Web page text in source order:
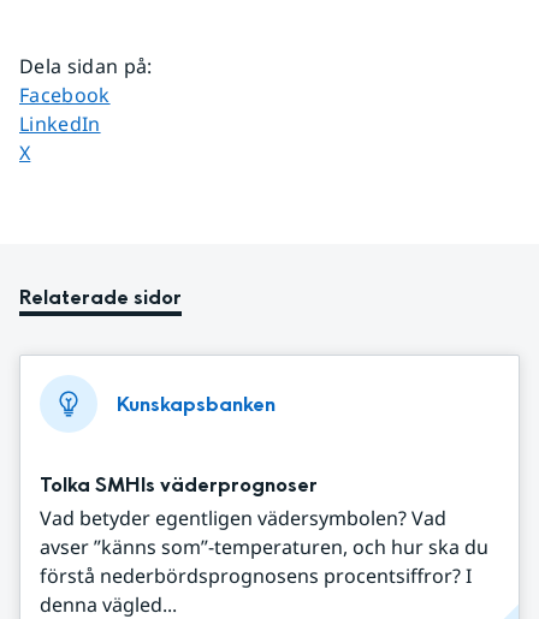
Dela sidan på:
Dela sidan på
Facebook
Dela sidan på
LinkedIn
Dela sidan på
X
Relaterade sidor
Kunskapsbanken
Tolka SMHIs väderprognoser
Vad betyder egentligen vädersymbolen? Vad
avser ”känns som”-temperaturen, och hur ska du
förstå nederbördsprognosens procentsiffror? I
denna vägled...